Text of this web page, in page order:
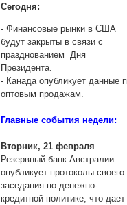
Сегодня:
- Финансовые рынки в США
будут закрыты в связи с
празднованием Дня
Президента.
- Канада опубликует данные
оптовым продажам.
Главные события недели:
Вторник, 21 февраля
Резервный банк Австралии
опубликует протоколы своего
заседания по денежно-
кредитной политике, что дает